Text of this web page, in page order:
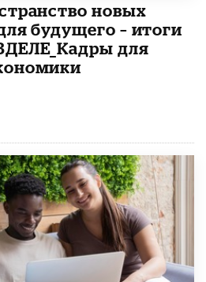
новых
будущего – итоги
для